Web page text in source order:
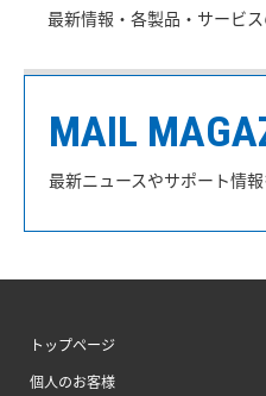
最新情報・各製品・サービ
MAIL
最新ニュースやサポート情
トップページ
個人のお客様